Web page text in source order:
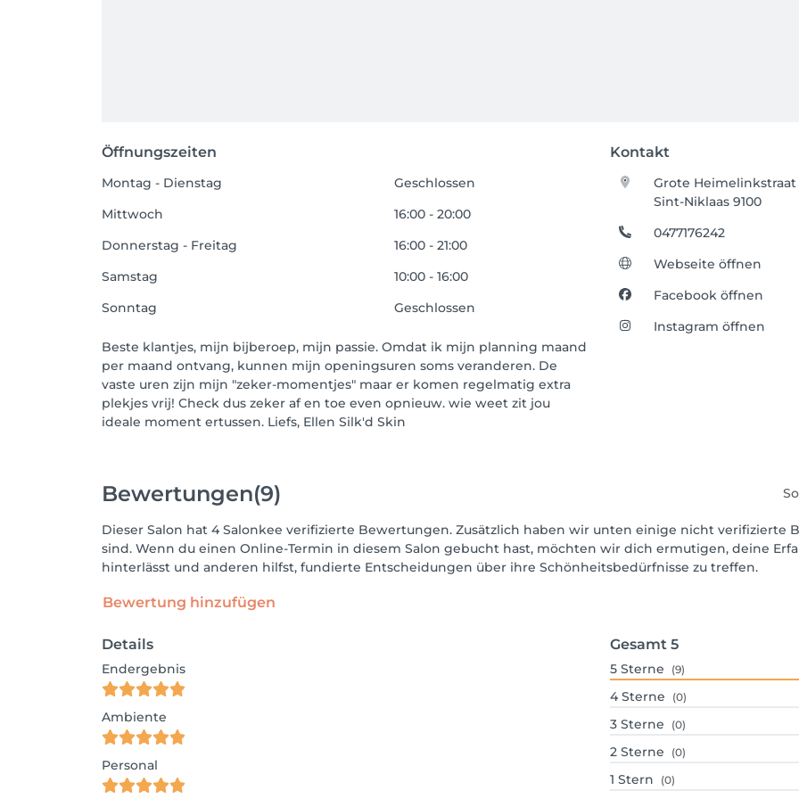
Öffnungszeiten Kontakt
Montag - Dienstag
Geschlossen
Mittwoch
16:00 - 20:00
Donnerstag - Freitag
16:00 - 21:00
Samstag
10:00 - 16:00
Sonntag
Geschlossen
Beste klantjes, mijn bijberoep, mijn passie. Omdat ik mijn planning maand
per maand ontvang, kunnen mijn openingsuren soms veranderen. De
vaste uren zijn mijn "zeker-momentjes" maar er komen regelmatig extra
plekjes vrij! Check dus zeker af en toe even opnieuw. wie weet zit jou
ideale moment ertussen. Liefs, Ellen Silk'd Skin
Grote Heimelinkstraat
Sint-Niklaas 9100
0477176242
Webseite öffnen
Facebook öffnen
Instagram öffnen
Bewertungen(9)
Dieser Salon hat 4 Salonkee verifizierte Bewertungen. Zusätzlich haben wir unten einige nicht
sind. Wenn du einen Online-Termin in diesem Salon gebucht hast, möchten wir dich ermutigen, deine
hinterlässt und anderen hilfst, fundierte Entscheidungen über ihre Schönheitsbedürfnisse zu treffen.
Bewertung hinzufügen
Details
Endergebnis
Ambiente
Personal
Gesamt 5
5 Sterne (9)
4 Sterne (0)
3 Sterne (0)
2 Sterne (0)
1 Stern (0)